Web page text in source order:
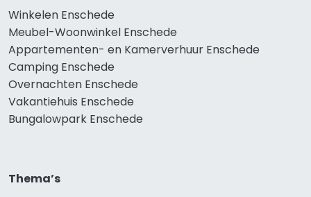
Winkelen Enschede
Meubel-Woonwinkel Enschede
Appartementen- en Kamerverhuur Enschede
Camping Enschede
Overnachten Enschede
Vakantiehuis Enschede
Bungalowpark Enschede
Thema’s